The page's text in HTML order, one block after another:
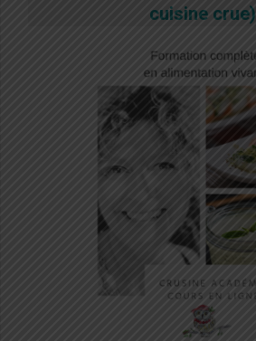
cuisine crue)